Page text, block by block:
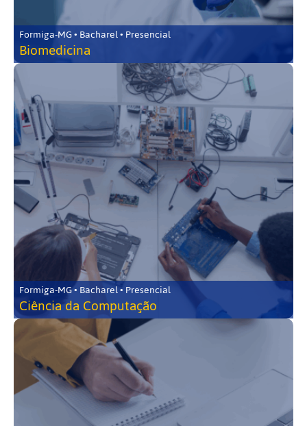
Formiga-MG • Bacharel • Presencial
Biomedicina
Formiga-MG • Bacharel • Presencial
Ciência da Computação